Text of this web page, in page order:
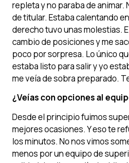
repleta y no paraba de animar.
de titular. Estaba calentando
derecho tuvo unas molestias.
cambio de posiciones y me
poco por sorpresa. Lo único
estaba listo para salir y yo
me veía de sobra preparado.
¿Veías con opciones al
Desde el principio fuimos
mejores ocasiones. Y eso te
los minutos. No nos vimos
menos por un equipo de